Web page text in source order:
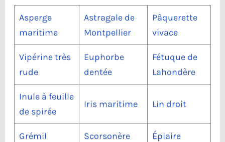
Asperge
maritime
Astragale de
Montpellier
Pâquerette
vivace
Vipérine très
rude
Euphorbe
dentée
Fétuque de
Lahondère
Inule à feuille
de spirée
Iris maritime Lin droit
Grémil
Scorsonère
Épiaire